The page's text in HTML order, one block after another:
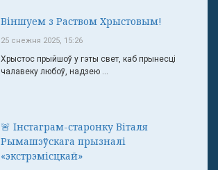
Віншуем з Раством Хрыстовым!
25 снежня 2025, 15:26
Хрыстос прыйшоў у гэты свет, каб прынесці
чалавеку любоў, надзею ...
🚨 Інстаграм-старонку Віталя
Рымашэўскага прызналі
«экстрэмісцкай»